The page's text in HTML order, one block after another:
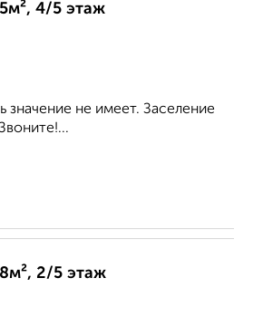
4/5 этаж
не имеет. Заселение
2/5 этаж